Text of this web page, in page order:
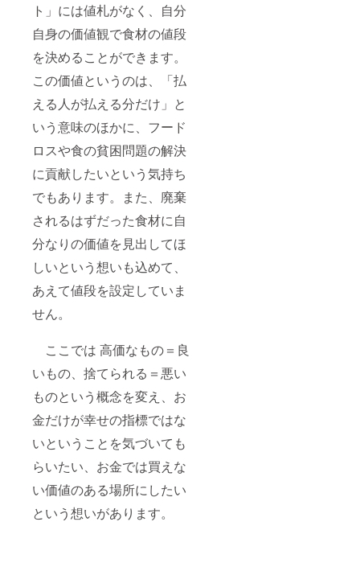
ト」には値札がなく、自分
自身の価値観で食材の値段
を決めることができます。
この価値というのは、「払
える人が払える分だけ」と
いう意味のほかに、フード
ロスや食の貧困問題の解決
に貢献したいという気持ち
でもあります。また、廃棄
されるはずだった食材に自
分なりの価値を見出してほ
しいという想いも込めて、
あえて値段を設定していま
せん。
ここでは 高価なもの＝良
いもの、捨てられる＝悪い
ものという概念を変え、お
金だけが幸せの指標ではな
いということを気づいても
らいたい、お金では買えな
い価値のある場所にしたい
という想いがあります。